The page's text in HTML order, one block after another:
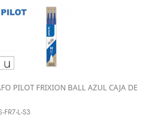
PILOT FRIXION BALL AZUL CAJA DE
FR7-L-S3